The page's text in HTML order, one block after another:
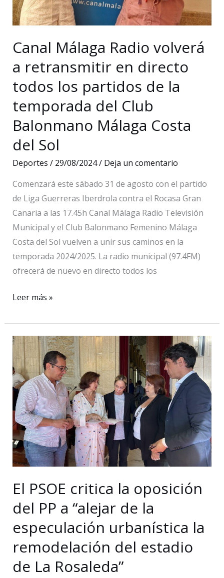
su
participación
la
Pro
League,
con
un
innovador
de
promoción
turística
para
Asia
y
Oceanía
Canal Málaga Radio volverá
a retransmitir en directo
todos los partidos de la
temporada del Club
Balonmano Málaga Costa
del Sol
Deportes / 29/08/2024/ Deja un comentario
Comenzará este sábado 31 de agosto con el partido
de Liga Guerreras Iberdrola contra el Rocasa Gran
Canaria a las 17.45h Canal Málaga Radio Televisión
Municipal y el Club Balonmano Femenino Málaga
Costa del Sol vuelven a unir sus caminos en la
temporada 2024/2025. La radio municipal (97.4FM)
ofrecerá de nuevo en directo todos los
Canal
Radio
volverá
retransmitir
en
directo
todos
los
partidos
de
temporada
Club
Balonmano
Málaga
del
Leer más »
El PSOE critica la oposición
del PP a “alejar de la
especulación urbanística la
remodelación del estadio
de La Rosaleda”